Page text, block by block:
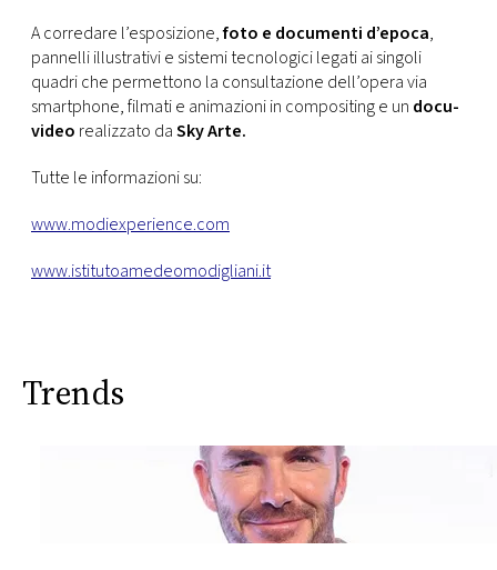
A corredare l’esposizione,foto e documenti d’epoca,
pannelli illustrativi e sistemi tecnologici legati ai singoli
quadri che permettono la consultazione dell’opera via
smartphone, filmati e animazioni in compositing e un docu-
video realizzato daSky Arte.
Tutte le informazioni su:
www.modiexperience.com
www.istitutoamedeomodigliani.it
Trends